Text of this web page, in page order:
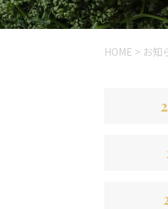
HOME > お知